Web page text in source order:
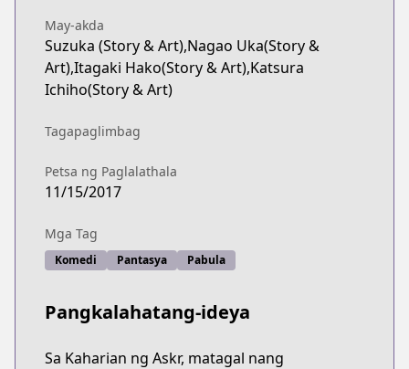
May-akda
Suzuka (Story & Art),Nagao Uka(Story &
Art),Itagaki Hako(Story & Art),Katsura
Ichiho(Story & Art)
Tagapaglimbag
Petsa ng Paglalathala
11/15/2017
Mga Tag
Komedi Pantasya Pabula
Pangkalahatang-ideya
Sa Kaharian ng Askr, matagal nang